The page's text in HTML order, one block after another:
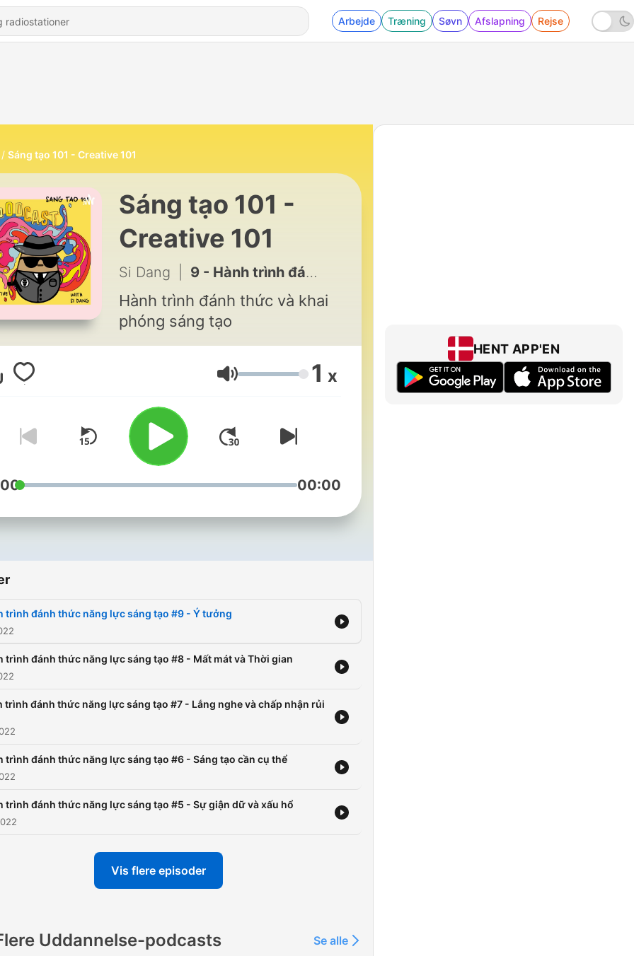
Arbejde Træning Søvn Afslapning Rejse
Sáng tạo 101 - Creative 101
Sáng tạo 101 -
Creative 101
Si Dang 9 - Hành trình đánh thức năng lực sáng tạo #9 - Ý tưởng
Hành trình đánh thức và khai
phóng sáng tạo
Lydstyrke 1 x
00:00
trình đánh thức năng lực sáng tạo #9 - Ý tưởng
trình đánh thức năng lực sáng tạo #8 - Mất mát và Thời gian
trình đánh thức năng lực sáng tạo #7 - Lắng nghe và chấp nhận rủi
trình đánh thức năng lực sáng tạo #6 - Sáng tạo cần cụ thể
trình đánh thức năng lực sáng tạo #5 - Sự giận dữ và xấu hổ
Vis flere episoder
Uddannelse-podcasts Se alle
HENT APP'EN